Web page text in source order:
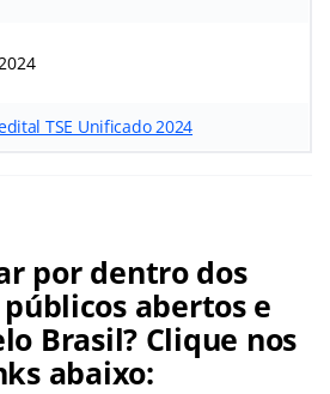
TSE Unificado 2024
por dentro dos
abertos e
Brasil? Clique nos
abaixo: